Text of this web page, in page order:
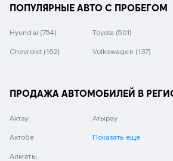
ПОПУЛЯРНЫЕ АВТО С ПРОБЕГОМ
Hyundai (754) Toyota (501)
Chevrolet (162) Volkswagen (137)
ПРОДАЖА АВТОМОБИЛЕЙ В
Актау
Актобе
Алматы
Атырау
Показать еще